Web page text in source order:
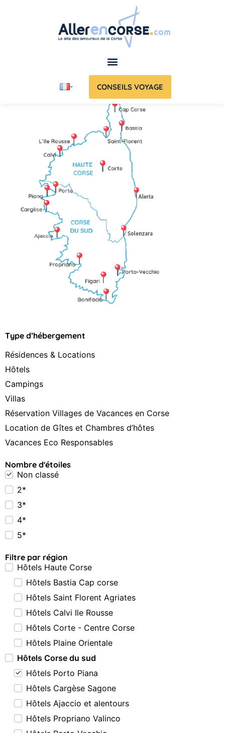
CONSEILS VOYAGE
Type d’hébergement
Résidences & Locations
Hôtels
Campings
Villas
Réservation Villages de Vacances en Corse
Location de Gîtes et Chambres d’hôtes
Vacances Eco Responsables
Nombre d'étoiles
Non classé
2*
3*
4*
5*
Filtre par région
Hôtels Haute Corse
Hôtels Bastia Cap corse
Hôtels Saint Florent Agriates
Hôtels Calvi Ile Rousse
Hôtels Corte - Centre Corse
Hôtels Plaine Orientale
Hôtels Corse du sud
Hôtels Porto Piana
Hôtels Cargèse Sagone
Hôtels Ajaccio et alentours
Hôtels Propriano Valinco